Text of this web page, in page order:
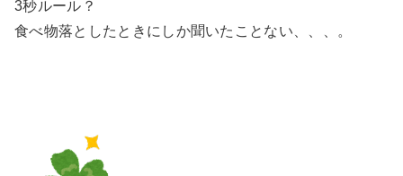
3秒ルール？
食べ物落としたときにしか聞いたことない、、、。